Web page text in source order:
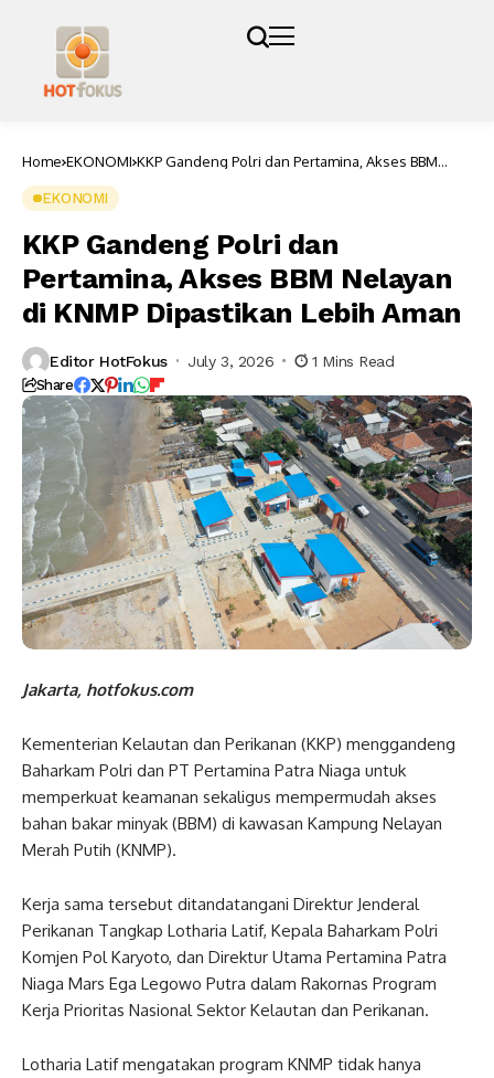
Home EKONOMI KKP Gandeng Polri dan Pertamina, Akses BBM
EKONOMI
KKP Gandeng Polri dan
Pertamina, Akses BBM Nelayan
di KNMP Dipastikan Lebih Aman
Editor HotFokus July 3, 2026 1 Mins Read
Share
Jakarta, hotfokus.com
Kementerian Kelautan dan Perikanan (KKP) menggandeng
Baharkam Polri dan PT Pertamina Patra Niaga untuk
memperkuat keamanan sekaligus mempermudah akses
bahan bakar minyak (BBM) di kawasan Kampung Nelayan
Merah Putih (KNMP).
Kerja sama tersebut ditandatangani Direktur Jenderal
Perikanan Tangkap Lotharia Latif, Kepala Baharkam Polri
Komjen Pol Karyoto, dan Direktur Utama Pertamina Patra
Niaga Mars Ega Legowo Putra dalam Rakornas Program
Kerja Prioritas Nasional Sektor Kelautan dan Perikanan.
Lotharia Latif mengatakan program KNMP tidak hanya